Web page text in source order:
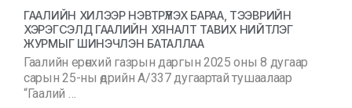
ГААЛИЙН ХИЛЭЭР НЭВТРҮҮЛЭХ БАРАА, ТЭЭВРИЙН
ХЭРЭГСЭЛД ГААЛИЙН ХЯНАЛТ ТАВИХ НИЙТЛЭГ
ЖУРМЫГ ШИНЭЧЛЭН БАТАЛЛАА
Гаалийн ерөнхий газрын даргын 2025 оны 8 дугаар
сарын 25-ны өдрийн А/337 дугаартай тушаалаар
“Гаалий …